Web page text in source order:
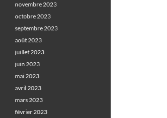
novembre 2023
octobre 2023
septembre 2023
août 2023
juillet 2023
juin 2023
mai 2023
avril 2023
mars 2023
février 2023